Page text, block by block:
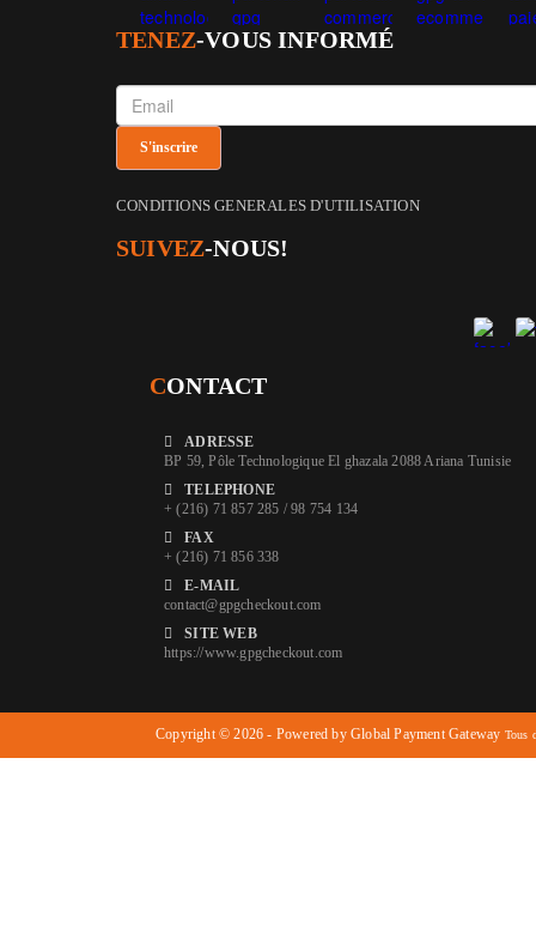
TENEZ-VOUS INFORMÉ
CONDITIONS GENERALES D'UTILISATION
SUIVEZ-NOUS!
CONTACT
ADRESSE
BP 59, Pôle Technologique El ghazala 2088 Ariana Tunisie
TELEPHONE
+ (216) 71 857 285 / 98 754 134
FAX
+ (216) 71 856 338
E-MAIL
contact@gpgcheckout.com
SITE WEB
https://www.gpgcheckout.com
Copyright © 2026 - Powered by Global Payment Gateway Tous